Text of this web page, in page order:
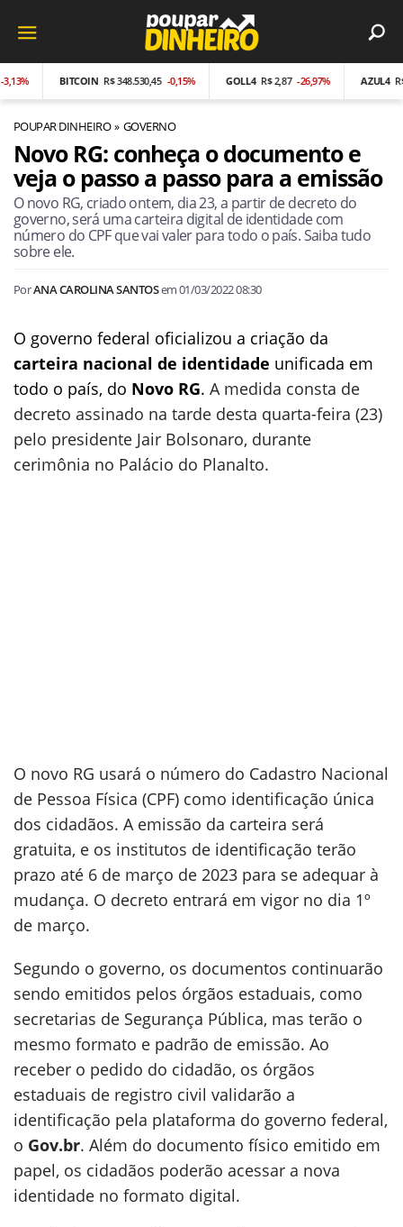
BITCOIN R$ 348.530,45 -0,15% GOLL4 R$ 2,87 -26,97% AZUL4 R$ 0,95
POUPAR DINHEIRO GOVERNO
Novo RG: conheça o documento e
veja o passo a passo para a emissão
O novo RG, criado ontem, dia 23, a partir de decreto do
governo, será uma carteira digital de identidade com
número do CPF que vai valer para todo o país. Saiba tudo
sobre ele.
PorANA CAROLINA SANTOSem01/03/2022 08:30
O governo federal oficializou a criação da
carteira nacional de identidade unificada em
todo o país, do Novo RG. A medida consta de
decreto assinado na tarde desta quarta-feira (23)
pelo presidente Jair Bolsonaro, durante
cerimônia no Palácio do Planalto.
O novo RG usará o número do Cadastro Nacional
de Pessoa Física (CPF) como identificação única
dos cidadãos. A emissão da carteira será
gratuita, e os institutos de identificação terão
prazo até 6 de março de 2023 para se adequar à
mudança. O decreto entrará em vigor no dia 1º
de março.
Segundo o governo, os documentos continuarão
sendo emitidos pelos órgãos estaduais, como
secretarias de Segurança Pública, mas terão o
mesmo formato e padrão de emissão. Ao
receber o pedido do cidadão, os órgãos
estaduais de registro civil validarão a
identificação pela plataforma do governo federal,
o Gov.br. Além do documento físico emitido em
papel, os cidadãos poderão acessar a nova
identidade no formato digital.